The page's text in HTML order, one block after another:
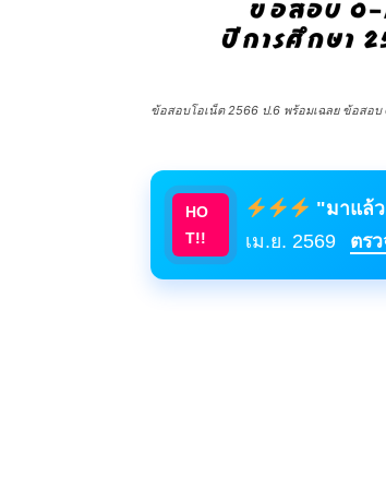
ข้อสอบโอเน็ต 2566 ป.6 พร้อมเฉลย ข้อสอ
HO
T!!
"มาแล้
เม.ย. 2569
ตร